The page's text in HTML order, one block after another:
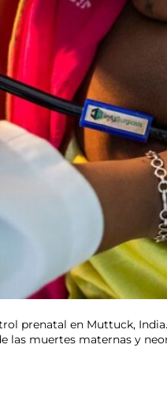
prenatal en Muttuck,
las muertes maternas y